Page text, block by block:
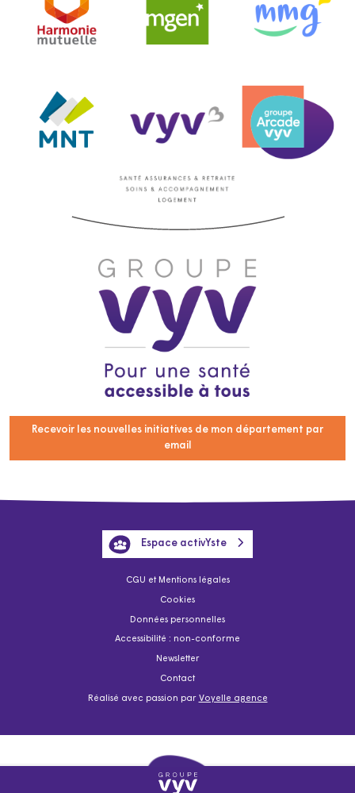
Recevoir les nouvelles initiatives de mon département par
email
CGU et Mentions légales
Cookies
Données personnelles
Accessibilité : non-conforme
Newsletter
Contact
Réalisé avec passion par Voyelle agence
Espace activYste